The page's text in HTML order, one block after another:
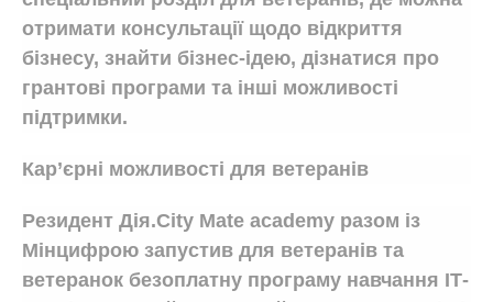
отримати консультації щодо відкриття
бізнесу, знайти бізнес-ідею, дізнатися про
грантові програми та інші можливості
підтримки.
Кар’єрні можливості для ветеранів
Резидент Дія.City Mate academy разом із
Мінцифрою запустив для ветеранів та
ветеранок безоплатну програму навчання ІТ-